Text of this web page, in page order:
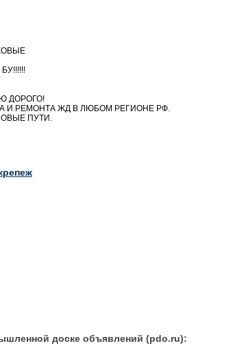
ДОРОГО!
И РЕМОНТА ЖД В ЛЮБОМ РЕГИОНЕ РФ.
ПУТИ.
доске объявлений (pdo.ru):